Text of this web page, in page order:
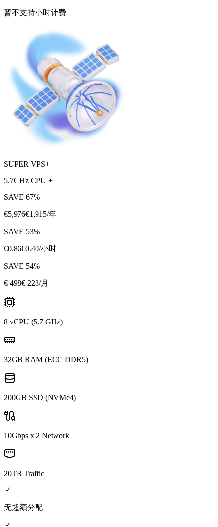
暂不支持小时计费
SUPER VPS+
5.7GHz CPU +
SAVE 67%
€5,976€1,915/年
SAVE 53%
€0.86€0.40/小时
SAVE 54%
€ 498€ 228/月
8 vCPU (5.7 GHz)
32GB RAM (ECC DDR5)
200GB SSD (NVMe4)
10Gbps x 2 Network
20TB Traffic
无超额分配